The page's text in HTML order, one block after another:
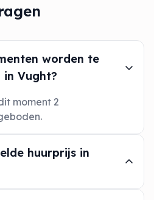
worden te
in Vught?
moment 2
huurprijs in